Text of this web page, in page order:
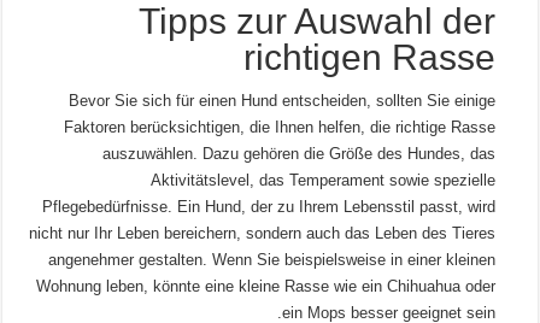
Tipps zur Auswahl der
richtigen Rasse
Bevor Sie sich für einen Hund entscheiden, sollten Sie einige
Faktoren berücksichtigen, die Ihnen helfen, die richtige Rasse
auszuwählen. Dazu gehören die Größe des Hundes, das
Aktivitätslevel, das Temperament sowie spezielle
Pflegebedürfnisse. Ein Hund, der zu Ihrem Lebensstil passt, wird
nicht nur Ihr Leben bereichern, sondern auch das Leben des Tieres
angenehmer gestalten. Wenn Sie beispielsweise in einer kleinen
Wohnung leben, könnte eine kleine Rasse wie ein Chihuahua oder
ein Mops besser geeignet sein.